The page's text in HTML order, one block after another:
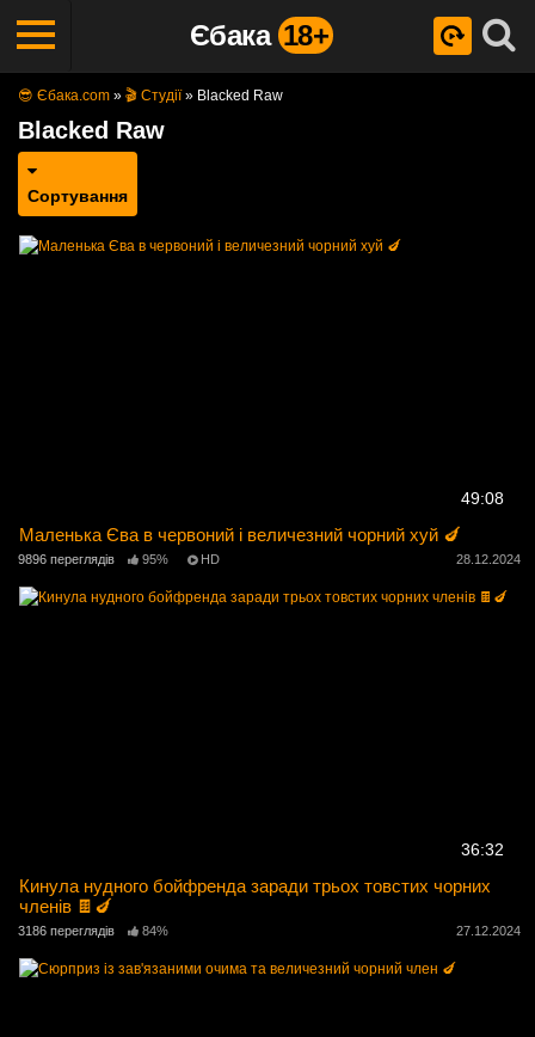
Єбака 18+
😎 Єбака.com » 🎬 Студії» Blacked Raw
Blacked Raw
Сортування
49:08
Маленька Єва в червоний і величезний чорний хуй 🍆
9896 переглядів 95% HD 28.12.2024
36:32
Кинула нудного бойфренда заради трьох товстих чорних
членів 🍫🍆
3186 переглядів 84% 27.12.2024